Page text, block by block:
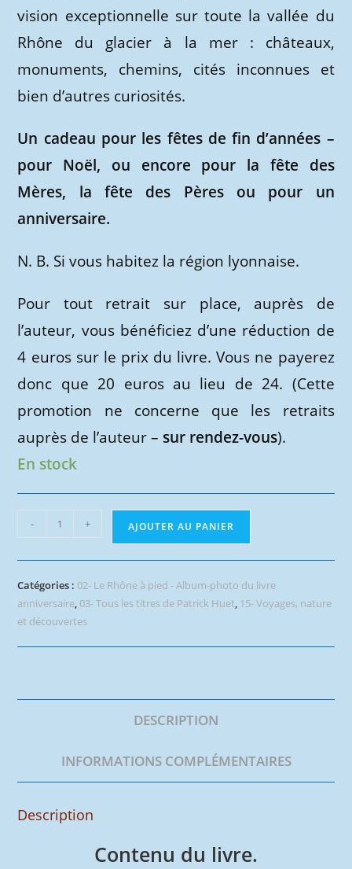
vision exceptionnelle sur toute la vallée du
Rhône du glacier à la mer : châteaux,
monuments, chemins, cités inconnues et
bien d’autres curiosités.
Un cadeau pour les fêtes de fin d’années –
pour Noël, ou encore pour la fête des
Mères, la fête des Pères ou pour un
anniversaire.
N. B. Si vous habitez la région lyonnaise.
Pour tout retrait sur place, auprès de
l’auteur, vous bénéficiez d’une réduction de
4 euros sur le prix du livre. Vous ne payerez
donc que 20 euros au lieu de 24. (Cette
promotion ne concerne que les retraits
auprès de l’auteur – sur rendez-vous).
En stock
quantité
de
Le
Rhône
pied
la
- + AJOUTER AU PANIER
Catégories :02- Le Rhône à pied - Album-photo du livre
anniversaire,03- Tous les titres de Patrick Huet, 15- Voyages, nature
et découvertes
DESCRIPTION
INFORMATIONS COMPLÉMENTAIRES
Description
Contenu du livre.